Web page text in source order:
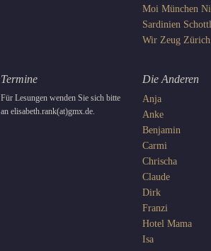
Moi München
Sardinien
Wir Zeug Zürich
Termine
Für Lesungen wenden Sie sich bitte
an elisabeth.rank(at)gmx.de.
Die Anderen
Anja
Anke
Benjamin
Carmi
Chrischa
Claude
Dirk
Franzi
Hotel Mama
Isa